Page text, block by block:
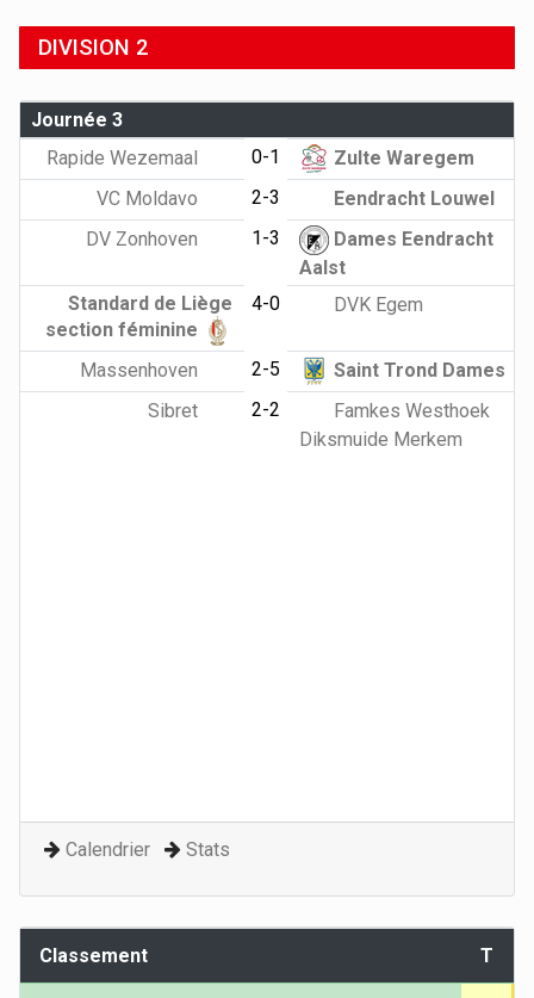
DIVISION 2
Journée 3
Rapide Wezemaal
0-1
Zulte Waregem
VC Moldavo
2-3
Eendracht Louwel
DV Zonhoven
1-3
Dames Eendracht
Aalst
Standard de Liège
section féminine
4-0 DVK Egem
Massenhoven 2-5
Saint Trond Dames
Sibret
2-2
Famkes Westhoek
Diksmuide Merkem
Calendrier Stats
Classement T